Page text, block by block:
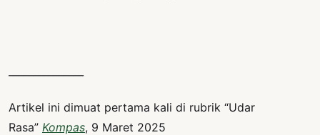
Artikel ini dimuat pertama kali di rubrik “Udar
Rasa” Kompas, 9 Maret 2025